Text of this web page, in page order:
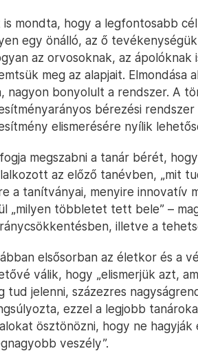
is mondta, hogy a legfontosabb
egy önálló, az ő
az orvosoknak, az ápolóknak
meg az alapjait. Elmondása
nagyon bonyolult a rendszer. A
bérezési
elismerésére nyílik
megszabni a tanár bérét,
az előző tanévben, „mit
a tanítványai, menyire innovatív
„milyen többletet tett bele” –
illetve a
elsősorban az életkor és a
válik, hogy „elismerjük azt,
tud jelenni, százezres
ezzel a legjobb
ösztönözni, hogy ne hagyják
veszély”.